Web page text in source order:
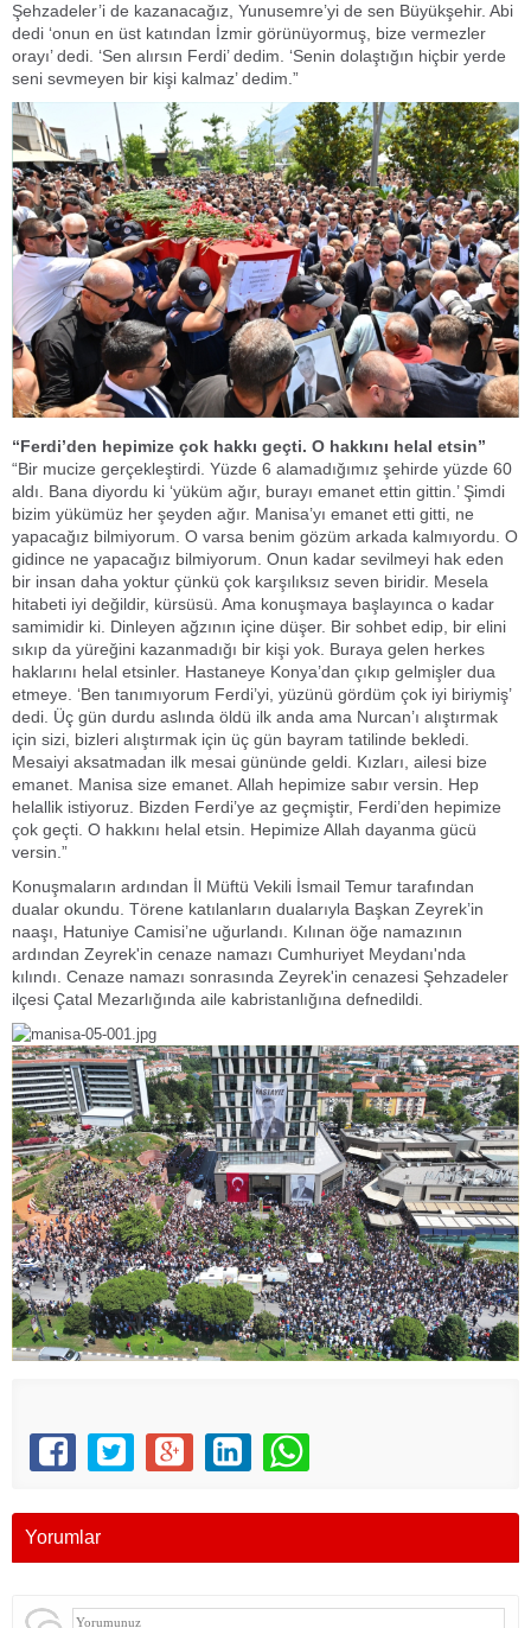
Şehzadeler’i de kazanacağız, Yunusemre’yi de sen Büyükşehir. Abi
dedi ‘onun en üst katından İzmir görünüyormuş, bize vermezler
orayı’ dedi. ‘Sen alırsın Ferdi’ dedim. ‘Senin dolaştığın hiçbir yerde
seni sevmeyen bir kişi kalmaz’ dedim.”
“Ferdi’den hepimize çok hakkı geçti. O hakkını helal etsin”
“Bir mucize gerçekleştirdi. Yüzde 6 alamadığımız şehirde yüzde 60
aldı. Bana diyordu ki ‘yüküm ağır, burayı emanet ettin gittin.’ Şimdi
bizim yükümüz her şeyden ağır. Manisa’yı emanet etti gitti, ne
yapacağız bilmiyorum. O varsa benim gözüm arkada kalmıyordu. O
gidince ne yapacağız bilmiyorum. Onun kadar sevilmeyi hak eden
bir insan daha yoktur çünkü çok karşılıksız seven biridir. Mesela
hitabeti iyi değildir, kürsüsü. Ama konuşmaya başlayınca o kadar
samimidir ki. Dinleyen ağzının içine düşer. Bir sohbet edip, bir elini
sıkıp da yüreğini kazanmadığı bir kişi yok. Buraya gelen herkes
haklarını helal etsinler. Hastaneye Konya’dan çıkıp gelmişler dua
etmeye. ‘Ben tanımıyorum Ferdi’yi, yüzünü gördüm çok iyi biriymiş’
dedi. Üç gün durdu aslında öldü ilk anda ama Nurcan’ı alıştırmak
için sizi, bizleri alıştırmak için üç gün bayram tatilinde bekledi.
Mesaiyi aksatmadan ilk mesai gününde geldi. Kızları, ailesi bize
emanet. Manisa size emanet. Allah hepimize sabır versin. Hep
helallik istiyoruz. Bizden Ferdi’ye az geçmiştir, Ferdi’den hepimize
çok geçti. O hakkını helal etsin. Hepimize Allah dayanma gücü
versin.”
Konuşmaların ardından İl Müftü Vekili İsmail Temur tarafından
dualar okundu. Törene katılanların dualarıyla Başkan Zeyrek’in
naaşı, Hatuniye Camisi’ne uğurlandı. Kılınan öğe namazının
ardından Zeyrek'in cenaze namazı Cumhuriyet Meydanı'nda
kılındı. Cenaze namazı sonrasında Zeyrek'in cenazesi Şehzadeler
ilçesi Çatal Mezarlığında aile kabristanlığına defnedildi.
Yorumlar